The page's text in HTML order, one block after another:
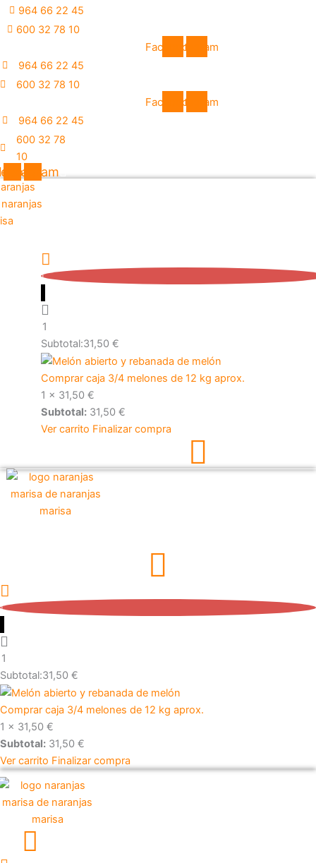
964 66 22 45
600 32 78 10
FacebookInstagram
964 66 22 45
600 32 78 10
FacebookInstagram
964 66 22 45
600 32 78
10
1
1
Subtotal:31,50 €
Comprar caja 3/4 melones de 12 kg aprox.
1 × 31,50 €
Subtotal: 31,50 €
Ver carrito Finalizar compra
1
1
Subtotal:31,50 €
Comprar caja 3/4 melones de 12 kg aprox.
1 × 31,50 €
Subtotal: 31,50 €
Ver carrito Finalizar compra